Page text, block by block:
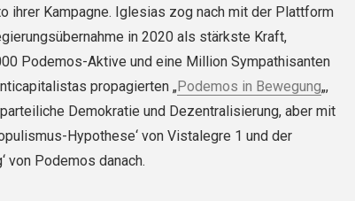
ihrer Kampagne. Iglesias zog nach mit der Plattform
in 2020 als stärkste Kraft,
Podemos-Aktive und eine Million Sympathisanten
propagierten „Podemos in Bewegung„,
Demokratie und Dezentralisierung, aber mit
Hypothese‘ von Vistalegre 1 und der
von Podemos danach.